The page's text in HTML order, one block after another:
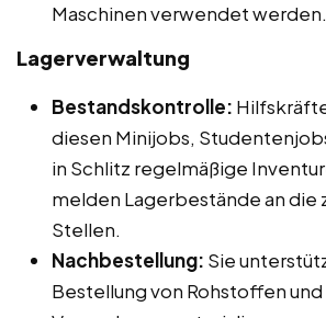
Maschinen verwendet werden.
Lagerverwaltung
Bestandskontrolle:
diesen Minijobs,
in Schlitz regelmäßige
melden Lagerbestände an die
Stellen.
Nachbestellung: Sie
Bestellung von Rohstoffen und